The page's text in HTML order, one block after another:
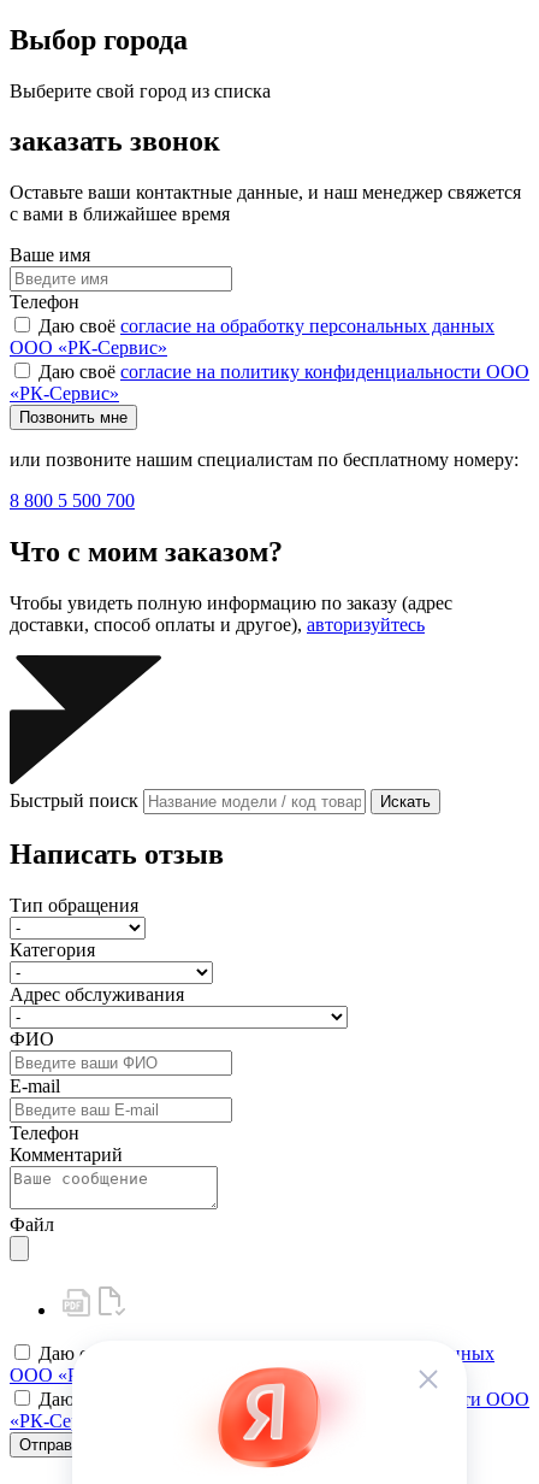
Выбор города
Выберите свой город из списка
заказать звонок
Оставьте ваши контактные данные, и наш менеджер свяжется
с вами в ближайшее время
Ваше имя
Телефон
Даю своё согласие на обработку персональных данных
ООО «РК-Сервис»
Даю своё согласие на политику конфиденциальности ООО
«РК-Сервис»
Позвонить мне
или позвоните нашим специалистам по бесплатному номеру:
8 800 5 500 700
Что с моим заказом?
Чтобы увидеть полную информацию по заказу (адрес
доставки, способ оплаты и другое), авторизуйтесь
Быстрый поиск Искать
Написать отзыв
Тип обращения
Категория
Адрес обслуживания
ФИО
E-mail
Телефон
Комментарий
Файл
Даю своё
согласие на обработку персональных данных
ООО «РК-Сервис»
Даю своё
согласие на политику конфиденциальности ООО
«РК-Сервис»
Отправить